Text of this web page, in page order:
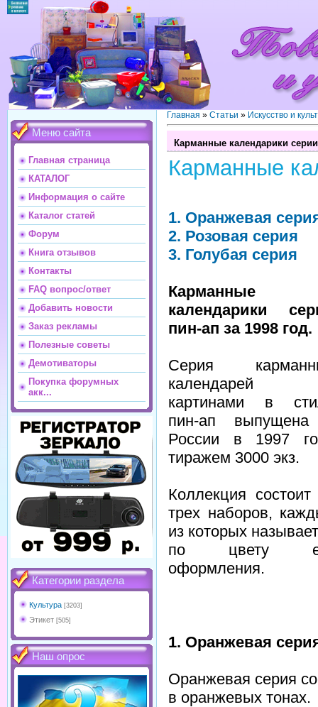
Меню сайта
Главная страница
КАТАЛОГ
Информация о сайте
Каталог статей
Форум
Книга отзывов
Контакты
FAQ вопрос/ответ
Добавить новости
Заказ рекламы
Полезные советы
Демотиваторы
Покупка форумных
акк...
Категории раздела
Культура [3203]
Этикет [505]
Наш опрос
Главная » Статьи » Искусство и
Карманные календарики
Карманные
1. Оранжевая
2. Розовая серия
3. Голубая серия
Карманные
календарики
пин-ап за 1998 год.
Серия
календарей
картинами в
пин-ап
России в 1997
тиражем 3000 экз.
Коллекция состоит
трех наборов,
из которых
по цвету
оформления.
1. Оранжевая
Оранжевая серия
в оранжевых тонах.